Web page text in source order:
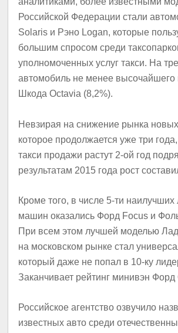
Российской Федерации стали
Solaris и Рэно Logan, которые
большим спросом среди
уполномоченных услуг такси. На
автомобиль не менее
Шкода Octavia (8,2%).
Невзирая на снижение рынка
которое продолжается уже три
такси продажи растут 2-ой год
результатам 2015 года рост
Кроме того, в числе 5-ти наилучших
машин оказались Форд Focus и
При всем этом лучшей моделью
на московском рынке стал
который даже не попал в 10-ку
Заканчивает рейтинг минивэн Форд
Российское агентство озвучило
известных авто среди